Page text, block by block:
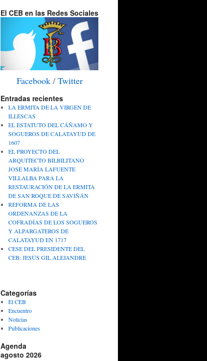
El CEB en las Redes Sociales
Facebook/ Twitter
Entradas recientes
LA ERMITA DE LA VIRGEN DE
ILLESCAS
EL ESTATUTO DEL CÁÑAMO Y
SOGUEROS DE CALATAYUD DE
1607
EL PROYECTO DEL
ARQUITECTO BILBILITANO
JOSÉ MARÍA LAFUENTE
VILLALBA PARA LA
RESTAURACIÓN DE LA ERMITA
DE SAN ROQUE DE SAVIÑÁN
REFORMA DE LAS
ORDENANZAS DE LA
COFRADÍAS DE LOS SOGUEROS
Y ALPARGATEROS DE
CALATAYUD EN 1717
CESE DEL PRESIDENTE DEL
CEB: JESÚS GIL ALEJANDRE
Categorías
El CEB
Encuentro
Noticias
Publicaciones
Agenda
agosto 2026